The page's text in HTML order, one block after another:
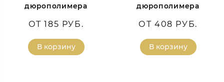
дюрополимера
ОТ 185 РУБ.
В корзину
дюрополимера
ОТ 408 РУБ.
В корзину